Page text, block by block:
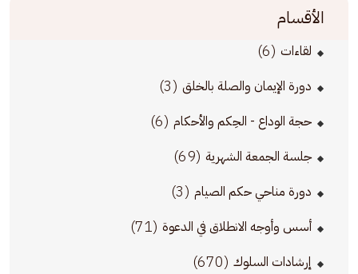
الأقسام
لقاءات (6)
دورة الإيمان والصلة بالخلق (3)
حجة الوداع - الحِكم والأحكام (6)
جلسة الجمعة الشهرية (69)
دورة مناحي حكم الصيام (3)
أسس وأوجه الانطلاق في الدعوة (71)
إرشادات السلوك (670)